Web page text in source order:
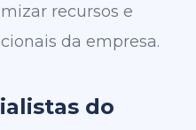
recursos e
da empresa.
do